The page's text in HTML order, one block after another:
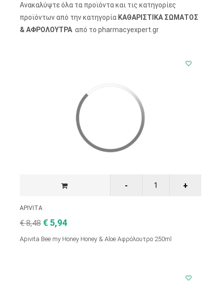
Ανακαλύψτε όλα τα προϊόντα και τις κατηγορίες
προϊόντων από την κατηγορία ΚΑΘΑΡΙΣΤΙΚΑ ΣΩΜΑΤΟΣ
& ΑΦΡΟΛΟΥΤΡΑ από το pharmacyexpert.gr
APIVITA
€ 8,48 € 5,94
Apivita Bee my Honey Honey & Aloe Αφρόλουτρο 250ml